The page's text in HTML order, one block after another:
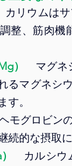
カリウムは
整、筋肉機
）
マグネ
るマグネシ
す。
モグロビン
続的な摂取
カルシウ